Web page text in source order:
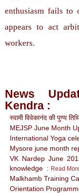
enthusiasm fails to
appears to act
workers.
News
Kendra :
स्वामी विवेकानंद की पुण्य
MEJSP June Month
International Yoga
Mysore june month
VK Nardep June
knowledge : Read
Malkhamb Training
Orientation